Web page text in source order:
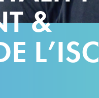
&
L’ISC